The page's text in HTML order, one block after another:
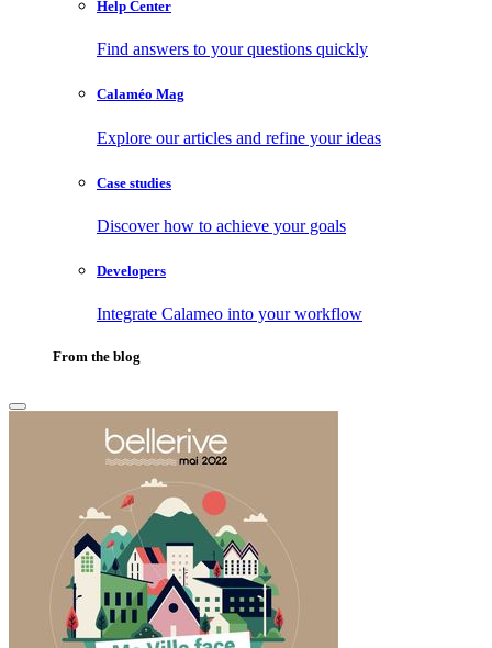
Help Center
Find answers to your questions quickly
Calaméo Mag
Explore our articles and refine your ideas
Case studies
Discover how to achieve your goals
Developers
Integrate Calameo into your workflow
From the blog